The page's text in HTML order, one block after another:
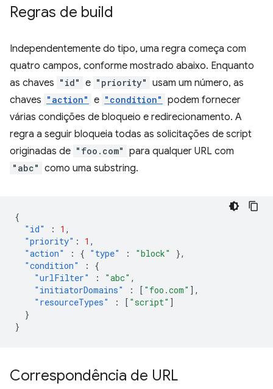
Regras de build
Independentemente do tipo, uma regra começa com
quatro campos, conforme mostrado abaixo. Enquanto
as chaves "id" e "priority" usam um número, as
chaves "action" e "condition" podem fornecer
várias condições de bloqueio e redirecionamento. A
regra a seguir bloqueia todas as solicitações de script
originadas de "foo.com" para qualquer URL com
"abc" como uma substring.
{
"id"
: 1 ,
"priority" : 1 ,
"action"
: { "type" : "block"
},
"condition"
:
{
"urlFilter"
: "abc" ,
"initiatorDomains"
: [ "foo.com" ],
"resourceTypes"
: [ "script" ]
}
}
Correspondência de URL